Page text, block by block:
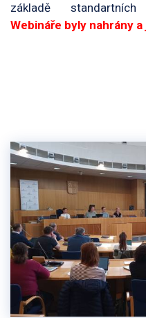
základě
Webináře byly nahrány